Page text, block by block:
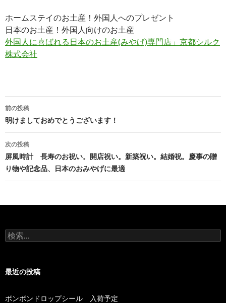
ホームステイのお土産！外国人へのプレゼント
日本のお土産！外国人向けのお土産
外国人に喜ばれる日本のお土産(みやげ)専門店」京都シルク
株式会社
投稿ナビゲーション
前の投稿
明けましておめでとうございます！
次の投稿
屏風時計 長寿のお祝い。開店祝い。新築祝い。結婚祝。慶事の贈
り物や記念品、日本のおみやげに最適
検索:
最近の投稿
ボンボンドロップシール 入荷予定